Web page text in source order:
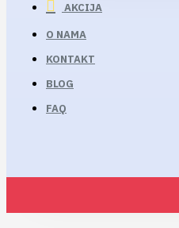
AKCIJA
O NAMA
KONTAKT
BLOG
FAQ